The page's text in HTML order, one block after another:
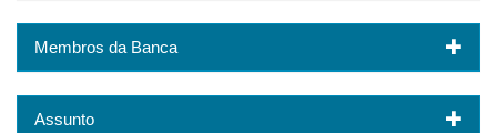
Membros da Banca
Assunto